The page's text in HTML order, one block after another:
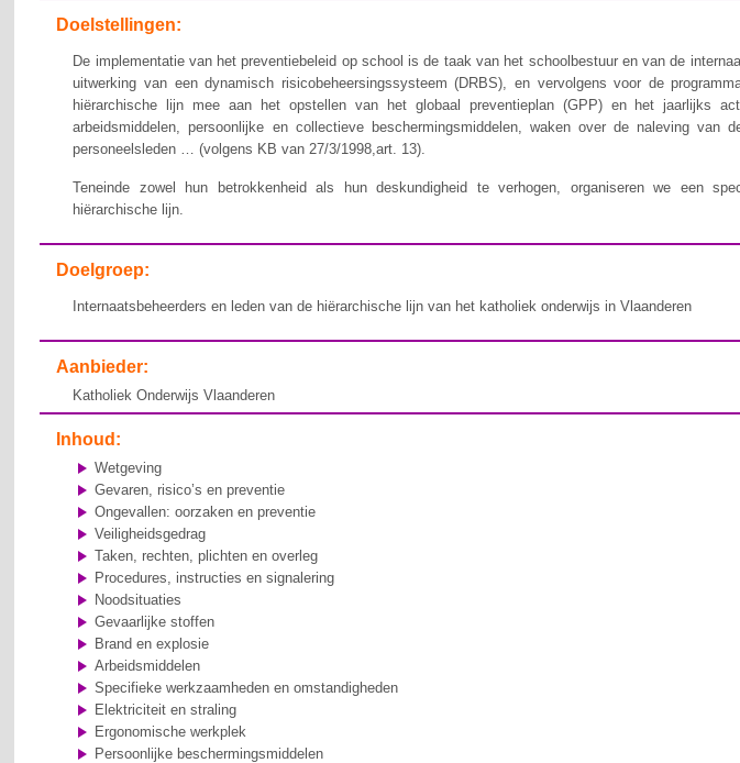
Doelstellingen:
De implementatie van het preventiebeleid op school is de taak van het schoolbestuur en van de
uitwerking van een dynamisch risicobeheersingssysteem (DRBS), en vervolgens voor de
hiërarchische lijn mee aan het opstellen van het globaal preventieplan (GPP) en het jaarlijks
arbeidsmiddelen, persoonlijke en collectieve beschermingsmiddelen, waken over de naleving
personeelsleden … (volgens KB van 27/3/1998,art. 13).
Teneinde zowel hun betrokkenheid als hun deskundigheid te verhogen, organiseren we een
hiërarchische lijn.
Doelgroep:
Internaatsbeheerders en leden van de hiërarchische lijn van het katholiek onderwijs in Vlaanderen
Aanbieder:
Katholiek Onderwijs Vlaanderen
Inhoud:
Wetgeving
Gevaren, risico’s en preventie
Ongevallen: oorzaken en preventie
Veiligheidsgedrag
Taken, rechten, plichten en overleg
Procedures, instructies en signalering
Noodsituaties
Gevaarlijke stoffen
Brand en explosie
Arbeidsmiddelen
Specifieke werkzaamheden en omstandigheden
Elektriciteit en straling
Ergonomische werkplek
Persoonlijke beschermingsmiddelen